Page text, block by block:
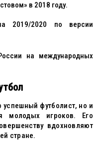
в 2018 году.
2019/2020 по версии
на международных
футболист, но и
молодых игроков. Его
вдохновляют
стране.